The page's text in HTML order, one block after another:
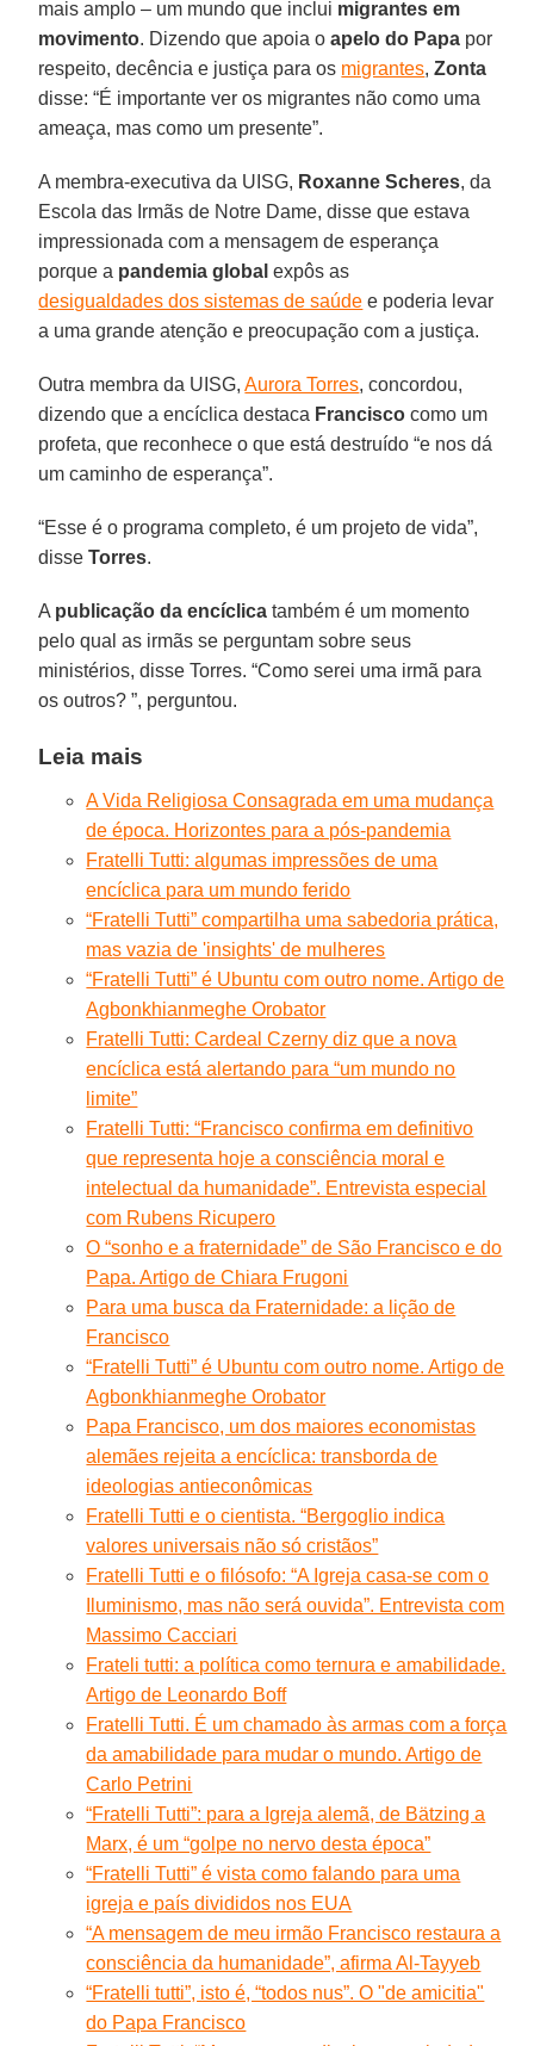
mais amplo – um mundo que inclui migrantes em
movimento. Dizendo que apoia oapelo do Papa por
respeito, decência e justiça para os migrantes,Zonta
disse: “É importante ver os migrantes não como uma
ameaça, mas como um presente”.
A membra-executiva da UISG, Roxanne Scheres, da
Escola das Irmãs de Notre Dame, disse que estava
impressionada com a mensagem de esperança
porque a pandemia global expôs as
desigualdades dos sistemas de saúde e poderia levar
a uma grande atenção e preocupação com a justiça.
Outra membra da UISG,Aurora Torres, concordou,
dizendo que a encíclica destaca Francisco como um
profeta, que reconhece o que está destruído “e nos dá
um caminho de esperança”.
“Esse é o programa completo, é um projeto de vida”,
disseTorres.
A publicação da encíclica também é um momento
pelo qual as irmãs se perguntam sobre seus
ministérios, disse Torres. “Como serei uma irmã para
os outros? ”, perguntou.
Leia mais
A Vida Religiosa Consagrada em uma mudança
de época. Horizontes para a pós-pandemia
Fratelli Tutti: algumas impressões de uma
encíclica para um mundo ferido
“Fratelli Tutti” compartilha uma sabedoria prática,
mas vazia de 'insights' de mulheres
“Fratelli Tutti” é Ubuntu com outro nome. Artigo de
Agbonkhianmeghe Orobator
Fratelli Tutti: Cardeal Czerny diz que a nova
encíclica está alertando para “um mundo no
limite”
Fratelli Tutti: “Francisco confirma em definitivo
que representa hoje a consciência moral e
intelectual da humanidade”. Entrevista especial
com Rubens Ricupero
O “sonho e a fraternidade” de São Francisco e do
Papa. Artigo de Chiara Frugoni
Para uma busca da Fraternidade: a lição de
Francisco
“Fratelli Tutti” é Ubuntu com outro nome. Artigo de
Agbonkhianmeghe Orobator
Papa Francisco, um dos maiores economistas
alemães rejeita a encíclica: transborda de
ideologias antieconômicas
Fratelli Tutti e o cientista. “Bergoglio indica
valores universais não só cristãos”
Fratelli Tutti e o filósofo: “A Igreja casa-se com o
Iluminismo, mas não será ouvida”. Entrevista com
Massimo Cacciari
Frateli tutti: a política como ternura e amabilidade.
Artigo de Leonardo Boff
Fratelli Tutti. É um chamado às armas com a força
da amabilidade para mudar o mundo. Artigo de
Carlo Petrini
“Fratelli Tutti”: para a Igreja alemã, de Bätzing a
Marx, é um “golpe no nervo desta época”
“Fratelli Tutti” é vista como falando para uma
igreja e país divididos nos EUA
“A mensagem de meu irmão Francisco restaura a
consciência da humanidade”, afirma Al-Tayyeb
“Fratelli tutti”, isto é, “todos nus”. O "de amicitia"
do Papa Francisco